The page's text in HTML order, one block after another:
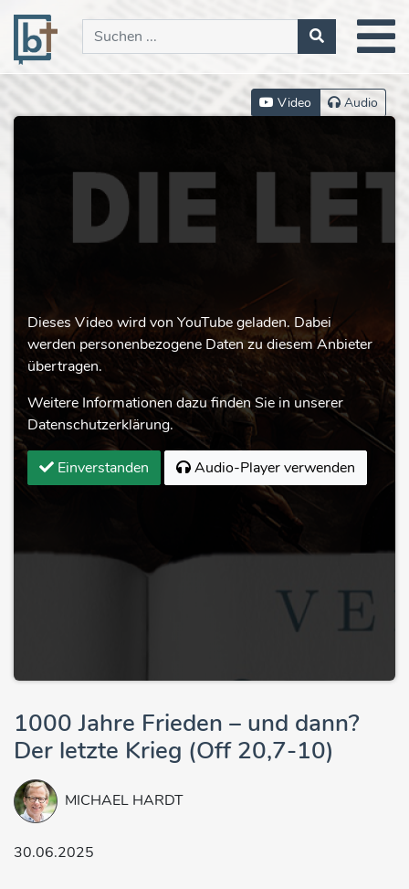
Video Audio
Dieses Video wird von YouTube geladen. Dabei
werden personenbezogene Daten zu diesem Anbieter
übertragen.
Weitere Informationen dazu finden Sie in unserer
Datenschutzerklärung.
Einverstanden Audio-Player verwenden
1000 Jahre Frieden – und dann?
Der letzte Krieg (Off 20,7-10)
MICHAEL HARDT
30.06.2025